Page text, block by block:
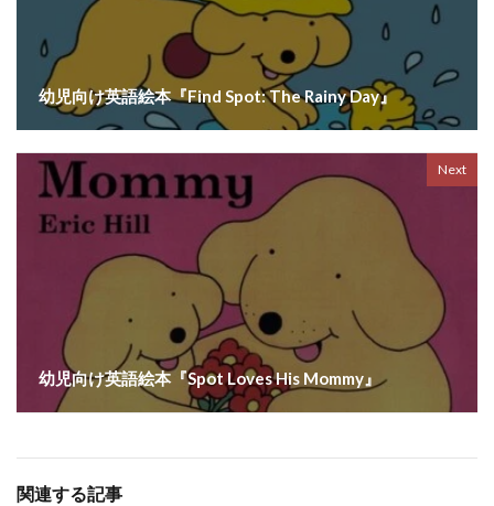
幼児向け英語絵本『Find Spot: The Rainy Day』
Next
幼児向け英語絵本『Spot Loves His Mommy』
関連する記事